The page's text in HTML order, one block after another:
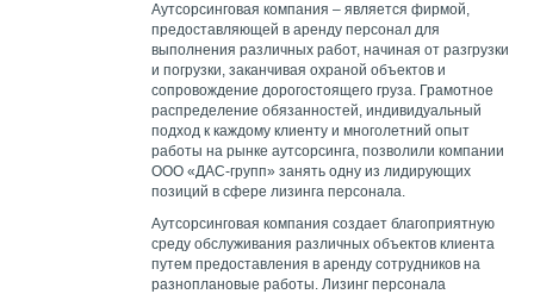
Аутсорсинговая компания – является фирмой,
предоставляющей в аренду персонал для
выполнения различных работ, начиная от разгрузки
и погрузки, заканчивая охраной объектов и
сопровождение дорогостоящего груза. Грамотное
распределение обязанностей, индивидуальный
подход к каждому клиенту и многолетний опыт
работы на рынке аутсорсинга, позволили компании
ООО «ДАС-групп» занять одну из лидирующих
позиций в сфере лизинга персонала.
Аутсорсинговая компания создает благоприятную
среду обслуживания различных объектов клиента
путем предоставления в аренду сотрудников на
разноплановые работы. Лизинг персонала